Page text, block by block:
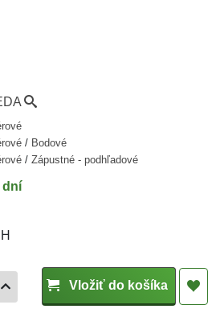
/ Bodové
/ Zápustné - podhľadové
dní
Vložiť do košíka